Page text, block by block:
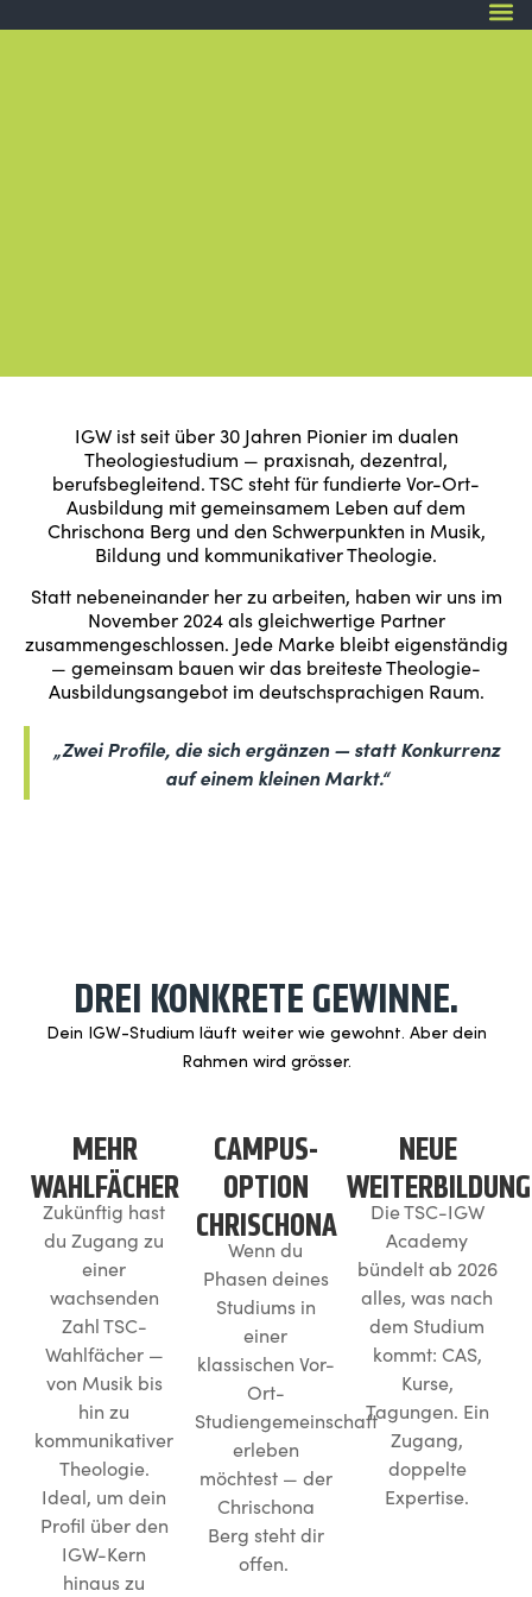
IGW ist seit über 30 Jahren Pionier im dualen
Theologiestudium — praxisnah, dezentral,
berufsbegleitend. TSC steht für fundierte Vor-Ort-
Ausbildung mit gemeinsamem Leben auf dem
Chrischona Berg und den Schwerpunkten in Musik,
Bildung und kommunikativer Theologie.
Statt nebeneinander her zu arbeiten, haben wir uns im
November 2024 als gleichwertige Partner
zusammengeschlossen. Jede Marke bleibt eigenständig
— gemeinsam bauen wir das breiteste Theologie-
Ausbildungsangebot im deutschsprachigen Raum.
„Zwei Profile, die sich ergänzen — statt Konkurrenz
auf einem kleinen Markt.“
DREI KONKRETE GEWINNE.
Dein IGW-Studium läuft weiter wie gewohnt. Aber dein
Rahmen wird grösser.
MEHR
WAHLFÄCHER
Zukünftig hast
du Zugang zu
einer
wachsenden
Zahl TSC-
Wahlfächer —
von Musik bis
hin zu
kommunikativer
Theologie.
Ideal, um dein
Profil über den
IGW-Kern
hinaus zu
CAMPUS-
OPTION
CHRISCHONA
Wenn du
Phasen deines
Studiums in
einer
klassischen Vor-
Ort-
Studiengemeinschaft
erleben
möchtest — der
Chrischona
Berg steht dir
offen.
NEUE
WEITERBILDUNG
Die TSC-IGW
Academy
bündelt ab 2026
alles, was nach
dem Studium
kommt: CAS,
Kurse,
Tagungen. Ein
Zugang,
doppelte
Expertise.